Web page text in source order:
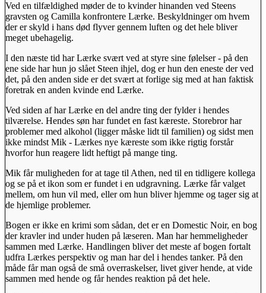
Ved en tilfældighed møder de to kvinder hinanden ved Steens
gravsten og Camilla konfrontere Lærke. Beskyldninger om hvem
der er skyld i hans død flyver gennem luften og det hele bliver
meget ubehagelig.
I den næste tid har Lærke svært ved at styre sine følelser - på den
ene side har hun jo slået Steen ihjel, dog er hun den eneste der ved
det, på den anden side er det svært at forlige sig med at han faktisk
foretrak en anden kvinde end Lærke.
Ved siden af har Lærke en del andre ting der fylder i hendes
tilværelse. Hendes søn har fundet en fast kæreste. Storebror har
problemer med alkohol (ligger måske lidt til familien) og sidst men
ikke mindst Mik - Lærkes nye kæreste som ikke rigtig forstår
hvorfor hun reagere lidt heftigt på mange ting.
Mik får muligheden for at tage til Athen, ned til en tidligere kollega
og se på et ikon som er fundet i en udgravning. Lærke får valget
mellem, om hun vil med, eller om hun bliver hjemme og tager sig at
de hjemlige problemer.
Bogen er ikke en krimi som sådan, det er en Domestic Noir, en bog
der kravler ind under huden på læseren. Man har hemmeligheder
sammen med Lærke. Handlingen bliver det meste af bogen fortalt
udfra Lærkes perspektiv og man har del i hendes tanker. På den
måde får man også de små overraskelser, livet giver hende, at vide
sammen med hende og får hendes reaktion på det hele.